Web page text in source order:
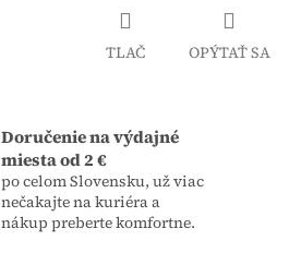
TLAČ OPÝTAŤ SA
Doručenie na výdajné
miesta od 2 €
po celom Slovensku, už viac
nečakajte na kuriéra a
nákup preberte komfortne.